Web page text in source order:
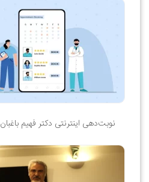
نوبت‌دهی اینترنتی دکتر فهیم باغبان